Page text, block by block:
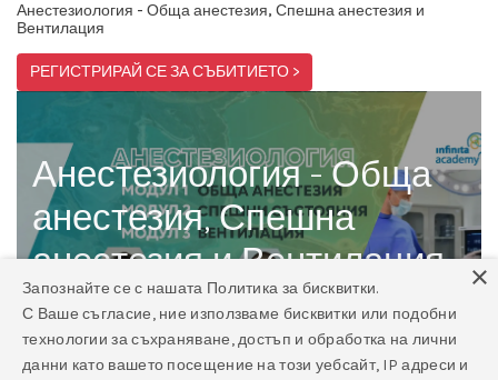
Анестезиология - Обща анестезия, Спешна анестезия и
Вентилация
РЕГИСТРИРАЙ СЕ ЗА СЪБИТИЕТО >
Анестезиология - Обща
анестезия, Спешна
анестезия и Вентилация
×
Запознайте се с нашата Политика за бисквитки.
С Ваше съгласие, ние използваме бисквитки или подобни
технологии за съхраняване, достъп и обработка на лични
данни като вашето посещение на този уебсайт, IP адреси и